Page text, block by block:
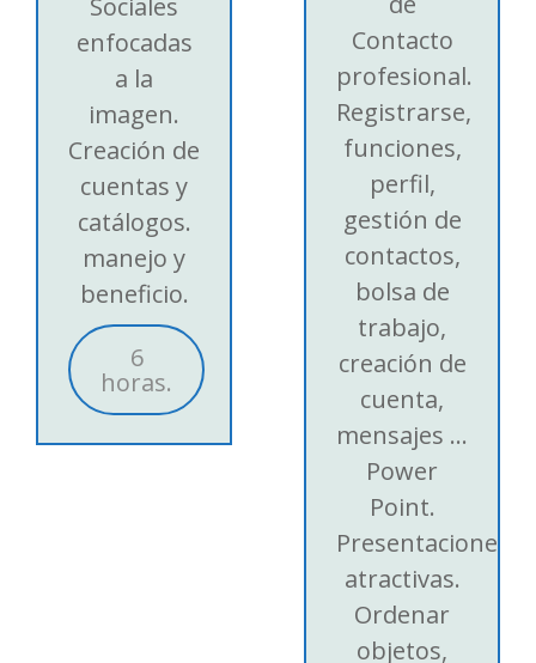
Sociales
enfocadas
a la
imagen.
Creación de
cuentas y
catálogos.
manejo y
beneficio.
6
horas.
Contacto
profesional.
Registrarse,
funciones,
perfil,
gestión de
contactos,
bolsa de
trabajo,
creación de
cuenta,
mensajes ...
Power
Point.
Presentaciones
atractivas.
Ordenar
objetos,